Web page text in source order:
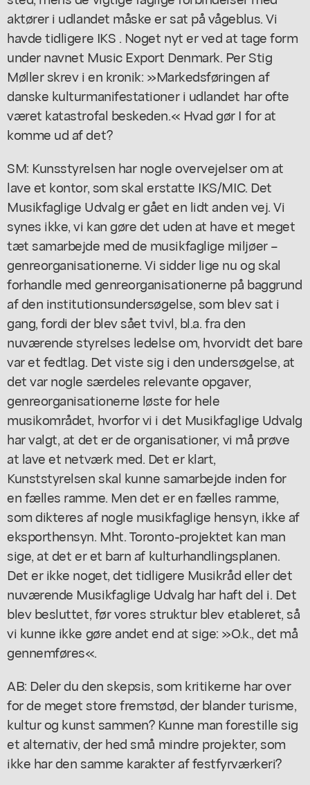
aktører i udlandet måske er sat på vågeblus. Vi
havde tidligere IKS . Noget nyt er ved at tage form
under navnet Music Export Denmark. Per Stig
Møller skrev i en kronik: »Markedsføringen af
danske kulturmanifestationer i udlandet har ofte
været katastrofal beskeden.« Hvad gør I for at
komme ud af det?
SM: Kunsstyrelsen har nogle overvejelser om at
lave et kontor, som skal erstatte IKS/MIC. Det
Musikfaglige Udvalg er gået en lidt anden vej. Vi
synes ikke, vi kan gøre det uden at have et meget
tæt samarbejde med de musikfaglige miljøer –
genreorganisationerne. Vi sidder lige nu og skal
forhandle med genreorganisationerne på baggrund
af den institutionsundersøgelse, som blev sat i
gang, fordi der blev sået tvivl, bl.a. fra den
nuværende styrelses ledelse om, hvorvidt det bare
var et fedtlag. Det viste sig i den undersøgelse, at
det var nogle særdeles relevante opgaver,
genreorganisationerne løste for hele
musikområdet, hvorfor vi i det Musikfaglige Udvalg
har valgt, at det er de organisationer, vi må prøve
at lave et netværk med. Det er klart,
Kunststyrelsen skal kunne samarbejde inden for
en fælles ramme. Men det er en fælles ramme,
som dikteres af nogle musikfaglige hensyn, ikke af
eksporthensyn. Mht. Toronto-projektet kan man
sige, at det er et barn af kulturhandlingsplanen.
Det er ikke noget, det tidligere Musikråd eller det
nuværende Musikfaglige Udvalg har haft del i. Det
blev besluttet, før vores struktur blev etableret, så
vi kunne ikke gøre andet end at sige: »O.k., det må
gennemføres«.
AB: Deler du den skepsis, som kritikerne har over
for de meget store fremstød, der blander turisme,
kultur og kunst sammen? Kunne man forestille sig
et alternativ, der hed små mindre projekter, som
ikke har den samme karakter af festfyrværkeri?